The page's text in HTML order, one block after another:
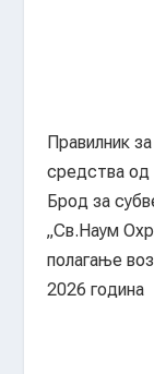
Правилник
средства
Брод за
„Св.Наум
полагање
2026 година